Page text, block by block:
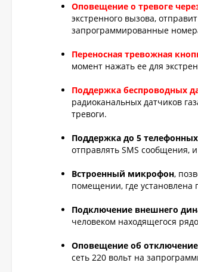
Оповещение о тревоге
экстренного вызова,
запрограммированные
Переносная тревожная
момент нажать ее для
Поддержка беспроводных
радиоканальных датчиков
тревоги.
Поддержка до 5
отправлять SMS сообщения,
Встроенный микрофон,
помещении, где установлена
Подключение внешнего
человеком находящегося
Оповещение об
сеть 220 вольт на